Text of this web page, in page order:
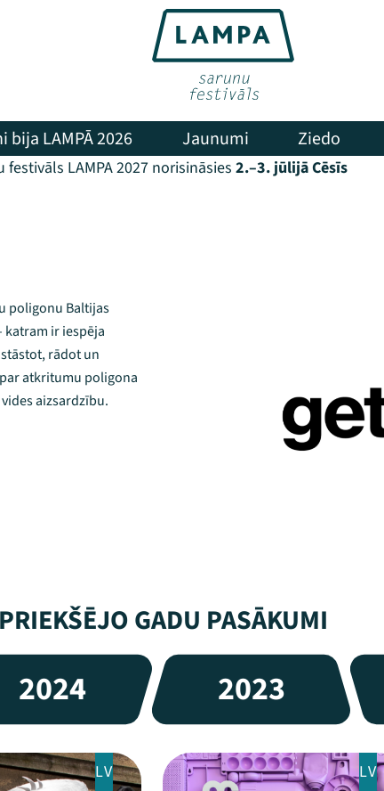
bija LAMPĀ 2026 Jaunumi Ziedo
festivāls LAMPA 2027 norisināsies 2.–3. jūlijā Cēsīs
poligonu Baltijas
katram ir iespēja
rādot un
atkritumu poligona
aizsardzību.
GADU PASĀKUMI
2024 2023
LV LV